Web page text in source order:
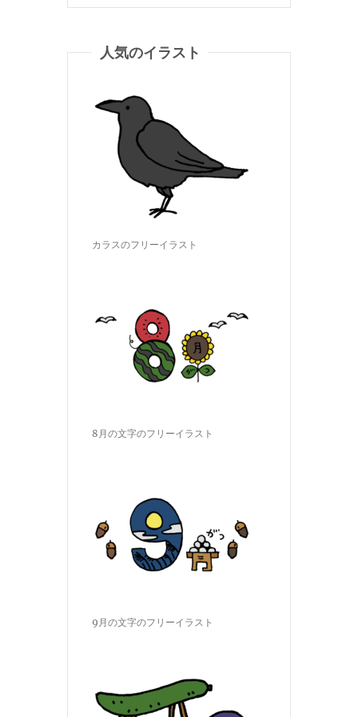
人気のイラスト
カラスのフリーイラスト
8月の文字のフリーイラスト
9月の文字のフリーイラスト